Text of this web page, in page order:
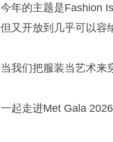
今年的主题是Fashion
但又开放到几乎可以容
当我们把服装当艺术来
一起走进Met Gala